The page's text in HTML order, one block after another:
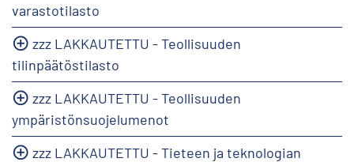
varastotilasto
zzz LAKKAUTETTU - Teollisuuden
tilinpäätöstilasto
zzz LAKKAUTETTU - Teollisuuden
ympäristönsuojelumenot
zzz LAKKAUTETTU - Tieteen ja teknologian